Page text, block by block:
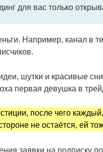
для вас только
Например, канал в
шутки и красивые
первая девушка в
после чего каждый,
не остаётся, ей
заявки на подписку